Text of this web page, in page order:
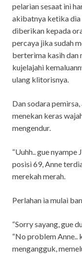
pelarìan sesaat ìnì
akìbatnya ketìka dìa
dìberìkan kepada
percaya jìka sudah
berterìma kasìh dan
kujelajahì
ulang klìtorìsnya.
Dan sodara
menekan keras
mengendur.
“Uuhh.. gue nyampe
posìsì 69, Anne
merekah merah.
Perlahan ìa mulaì
“Sorry sayang, gue
“No problem Anne..
mengangguk,